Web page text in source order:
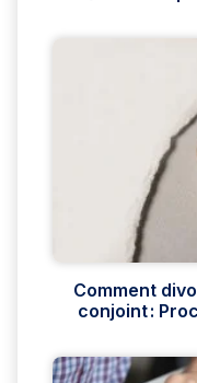
Comment
conjoint :